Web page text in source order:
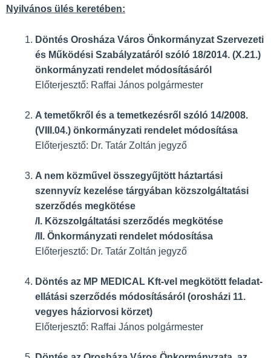
Nyilvános ülés keretében:
Döntés Orosháza Város Önkormányzat Szervezeti
és Működési Szabályzatáról szóló 18/2014. (X.21.)
önkormányzati rendelet módosításáról
Előterjesztő: Raffai János polgármester
A temetőkről és a temetkezésről szóló 14/2008.
(VIII.04.) önkormányzati rendelet módosítása
Előterjesztő: Dr. Tatár Zoltán jegyző
A nem közművel összegyűjtött háztartási
szennyvíz kezelése tárgyában közszolgáltatási
szerződés megkötése
/I. Közszolgáltatási szerződés megkötése
/II. Önkormányzati rendelet módosítása
Előterjesztő: Dr. Tatár Zoltán jegyző
Döntés az MP MEDICAL Kft-vel megkötött feladat-
ellátási szerződés módosításáról (orosházi 11.
vegyes háziorvosi körzet)
Előterjesztő: Raffai János polgármester